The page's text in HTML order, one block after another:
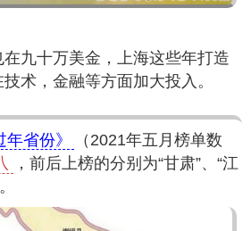
九十万美金，上海这些年打造
术，金融等方面加大投入。
年省份》
（2021年五月榜单数
，前后上榜的分别为“甘肃”、“江